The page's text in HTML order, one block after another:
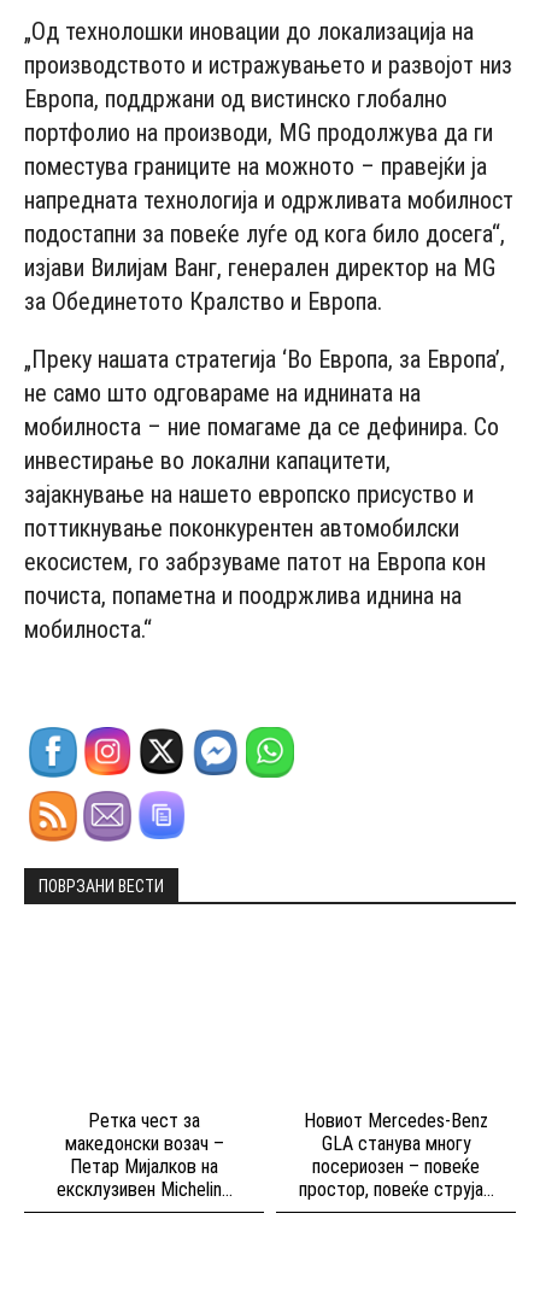
„Од технолошки иновации до локализација на
производството и истражувањето и развојот низ
Европа, поддржани од вистинско глобално
портфолио на производи, MG продолжува да ги
поместува границите на можното – правејќи ја
напредната технологија и одржливата мобилност
подостапни за повеќе луѓе од кога било досега“,
изјави Вилијам Ванг, генерален директор на MG
за Обединетото Кралство и Европа.
„Преку нашата стратегија ‘Во Европа, за Европа’,
не само што одговараме на иднината на
мобилноста – ние помагаме да се дефинира. Со
инвестирање во локални капацитети,
зајакнување на нашето европско присуство и
поттикнување поконкурентен автомобилски
екосистем, го забрзуваме патот на Европа кон
почиста, попаметна и поодржлива иднина на
мобилноста.“
ПОВРЗАНИ ВЕСТИ
Ретка чест за
македонски возач –
Петар Мијалков на
ексклузивен Michelin...
Новиот Mercedes-Benz
GLA станува многу
посериозен – повеќе
простор, повеќе струја...